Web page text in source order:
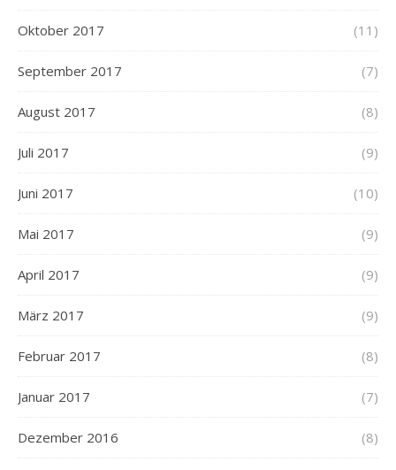
Oktober 2017 (11)
September 2017 (7)
August 2017 (8)
Juli 2017 (9)
Juni 2017 (10)
Mai 2017 (9)
April 2017 (9)
März 2017 (9)
Februar 2017 (8)
Januar 2017 (7)
Dezember 2016 (8)